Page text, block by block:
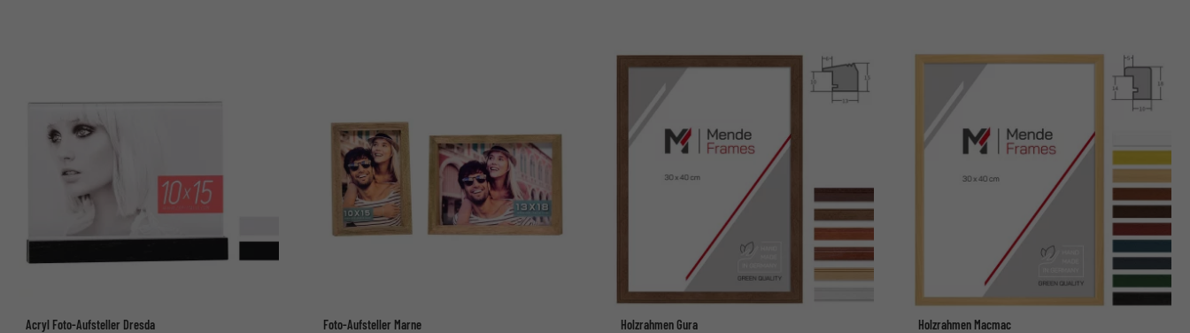
Acryl Foto-Aufsteller Dresda Foto-Aufsteller Marne Holzrahmen Gura Holzrahmen Macmac